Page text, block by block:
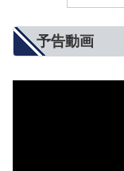
予告動画